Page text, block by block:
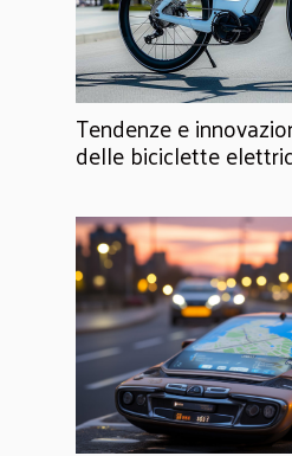
Tendenze e
delle biciclette